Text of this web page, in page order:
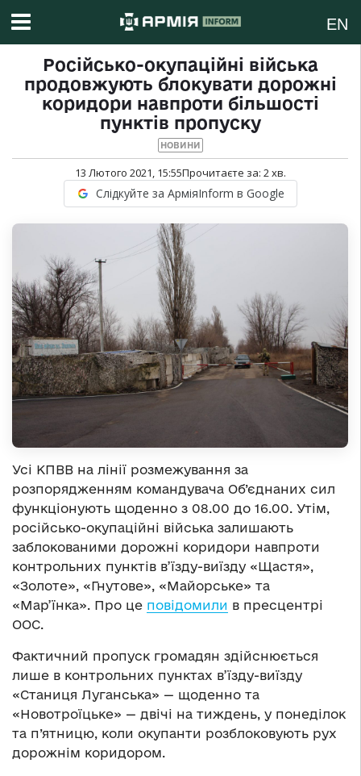
EN
Російсько-окупаційні війська
продовжують блокувати дорожні
коридори навпроти більшості
пунктів пропуску
НОВИНИ
13 Лютого 2021, 15:55Прочитаєте за: 2хв.
Слідкуйте за АрміяInform в Google
Усі КПВВ на лінії розмежування за
розпорядженням командувача Об’єднаних сил
функціонують щоденно з 08.00 до 16.00. Утім,
російсько-окупаційні війська залишають
заблокованими дорожні коридори навпроти
контрольних пунктів в’їзду-виїзду «Щастя»,
«Золоте», «Гнутове», «Майорське» та
«Мар’їнка». Про це повідомили в пресцентрі
ООС.
Фактичний пропуск громадян здійснюється
лише в контрольних пунктах в’їзду-виїзду
«Станиця Луганська» — щоденно та
«Новотроїцьке» — двічі на тиждень, у понеділок
та п’ятницю, коли окупанти розблоковують рух
дорожнім коридором.